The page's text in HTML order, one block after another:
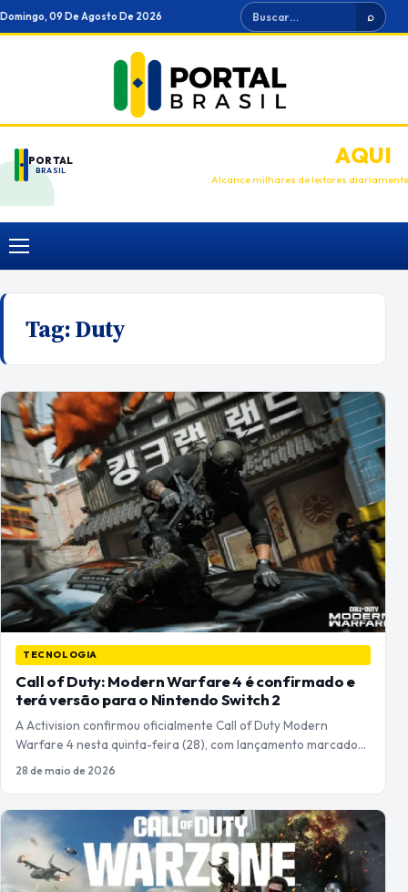
Ir
para
Domingo, 09 De Agosto De 2026 Buscar ⌕
PORTAL
BRASIL
ANUNCIEAQUI
Alcance milhares de leitores diariamente
Menu
Tag:Duty
TECNOLOGIA
Call of Duty: Modern Warfare 4 é confirmado e
terá versão para o Nintendo Switch 2
A Activision confirmou oficialmente Call of Duty Modern
Warfare 4 nesta quinta-feira (28), com lançamento marcado…
28 de maio de 2026